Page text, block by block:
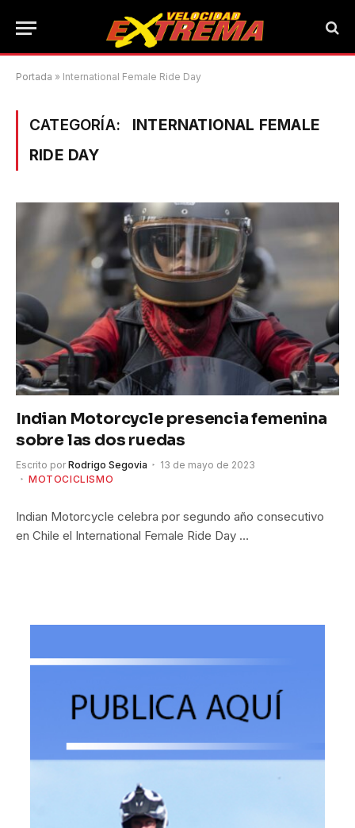
Portada » International Female Ride Day
CATEGORÍA:
INTERNATIONAL FEMALE
RIDE DAY
Indian Motorcycle presencia femenina
sobre las dos ruedas
Escrito por Rodrigo Segovia
13 de mayo de 2023
MOTOCICLISMO
Indian Motorcycle celebra por segundo año consecutivo
en Chile el International Female Ride Day …